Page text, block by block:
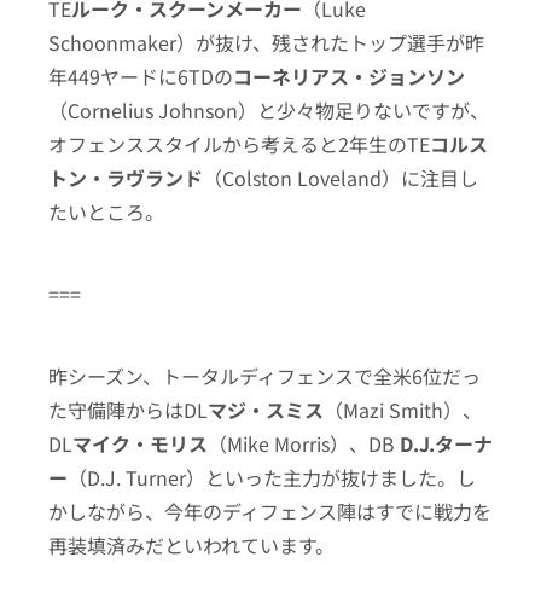
TEルーク・スクーンメーカー （Luke
Schoonmaker）が抜け、残されたトップ選手が昨
年449ヤードに6TDのコーネリアス・ジョンソン
（Cornelius Johnson）と少々物足りないですが、
オフェンススタイルから考えると2年生のTEコルス
トン・ラヴランド （Colston Loveland）に注目し
たいところ。
===
昨シーズン、トータルディフェンスで全米6位だっ
た守備陣からはDLマジ・スミス （Mazi Smith）、
DLマイク・モリス （Mike Morris）、DB D.J.ターナ
ー （D.J. Turner）といった主力が抜けました。し
かしながら、今年のディフェンス陣はすでに戦力を
再装填済みだといわれています。